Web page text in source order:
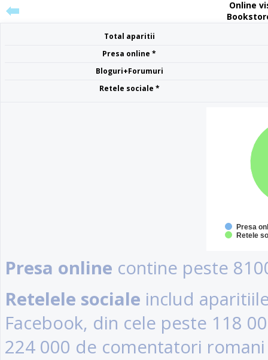
Online
Total aparitii
Presa online *
Bloguri+Forumuri
Retele sociale *
Presa
Retele
Presa online contine peste
Retelele sociale includ
Facebook, din cele peste 118
224 000 de comentatori